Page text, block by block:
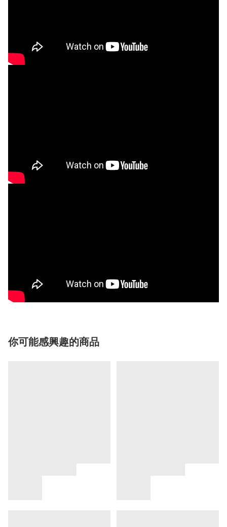
你可能感興趣的商品